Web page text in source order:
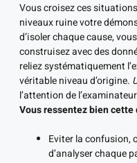
Vous croisez ces
niveaux ruine votre
d’isoler chaque cause,
construisez avec des
reliez systématiquement
véritable niveau d’origine.
l’attention de
Vous ressentez bien
Eviter la confusion,
d’analyser chaque